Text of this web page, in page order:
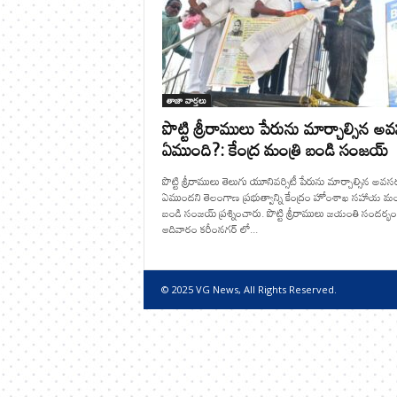
తాజా వార్తలు
పొట్టి శ్రీరాములు పేరును మార్చాల్సిన
ఏముంది?: కేంద్ర మంత్రి బండి సంజయ్
పొట్టి శ్రీరాములు తెలుగు యూనివర్సిటీ పేరును మార్చాల్సిన
ఏముందని తెలంగాణ ప్రభుత్వాన్ని కేంద్రం హోంశాఖ సహాయ
బండి సంజయ్ ప్రశ్నించారు. పొట్టి శ్రీరాములు జయంతి
ఆదివారం కరీంనగర్ లో...
© 2025 VG News, All Rights Reserved.